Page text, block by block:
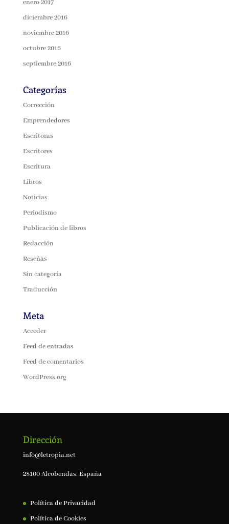
enero 2017
diciembre 2016
noviembre 2016
octubre 2016
septiembre 2016
Categorías
Corrección
Emprendedores
Escritoras
Escritores
Escritura
Libros
Noticias
Periodismo
Publicación de libros
Redacción
Reseñas
Sin categoría
Traducción
Meta
Acceder
Feed de entradas
Feed de comentarios
WordPress.org
Dirección
info@letropia.net
28100 Alcobendas, España
Política de Privacidad
Política de Cookies